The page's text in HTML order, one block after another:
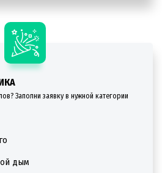
Заполни заявку в нужной категории
дым